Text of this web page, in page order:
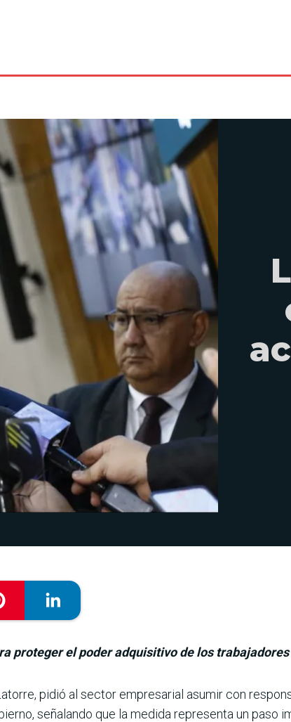
proteger el poder adquisitivo de los
pidió al sector empresarial asumir con
señalando que la medida representa un paso